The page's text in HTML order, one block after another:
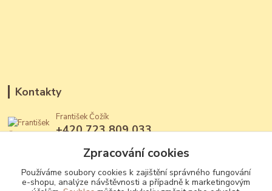
Kontakty
František Čožík
+420 723 809 033
Zpracování cookies
Používáme soubory cookies k zajištění správného fungování
e-shopu, analýze návštěvnosti a případně k marketingovým